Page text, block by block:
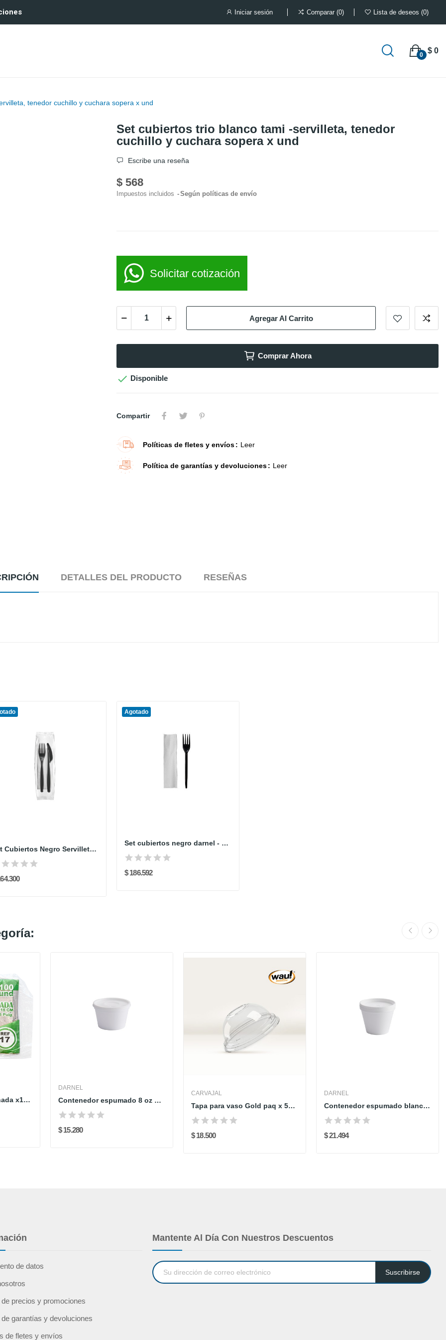
Iniciar sesión Comparar 0 Lista de deseos 0
$ 0
0
tenedor cuchillo y cuchara sopera x und
Set cubiertos trio blanco tami -servilleta, tenedor
cuchillo y cuchara sopera x und
Escribe una reseña
$ 568
Impuestos incluidos Según políticas de envío
Solicitar cotización
Agregar Al Carrito
Comprar Ahora
 Disponible
Compartir
Políticas de fletes y envíos Leer
Política de garantías y devoluciones Leer
DETALLES DEL PRODUCTO RESEÑAS
Set Cubiertos Negro Servilleta, Cuchara sopera...
Agotado
Set cubiertos negro darnel - servilleta y...
$ 186.592
Bolsa aluminio empanada x100 UND
DARNEL
Contenedor espumado 8 oz blanco con tapa rígida...
$ 15.280
CARVAJAL
Tapa para vaso Gold paq x 50 und
$ 18.500
DARNEL
Contenedor espumado blanco con tapa x 20 und
$ 21.494
de datos
precios y promociones
garantías y devoluciones
de fletes y envíos
Mantente Al Día Con Nuestros Descuentos
Suscribirse